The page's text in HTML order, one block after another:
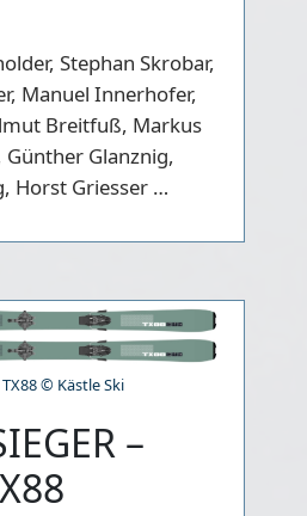
Stephan Skrobar,
Manuel Innerhofer,
Breitfuß, Markus
Günther Glanznig,
Horst Griesser …
© Kästle Ski
–